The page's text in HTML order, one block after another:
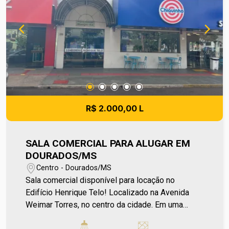
da administradora do condomínio e prefeitura
municipal. A metragem informada é aproximada e
pode apresentar pequenas variações.
R$ 2.000,00 L
SALA COMERCIAL PARA ALUGAR EM
DOURADOS/MS
Centro - Dourados/MS
Sala comercial disponível para locação no
Edifício Henrique Telo! Localizado na Avenida
Weimar Torres, no centro da cidade. Em uma